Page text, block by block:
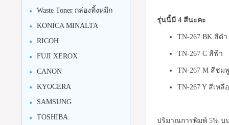
รุ่นนี้มี 4 สีนะคะ
TN-267 BK สีดำ
TN-267 C สีฟ้า
TN-267 M สีชมพู
TN-267 Y สีเหลื
ปริมาณการพิมพ์ 5% บ
Waste Toner กล่องทิ้งหมึก
KONICA MINALTA
RICOH
FUJI XEROX
CANON
KYOCERA
SAMSUNG
TOSHIBA